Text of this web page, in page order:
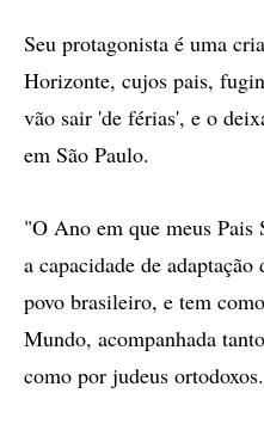
Seu protagonista é uma
Horizonte, cujos pais,
vão sair 'de férias', e o
em São Paulo.
"O Ano em que meus Pais
a capacidade de
povo brasileiro, e tem
Mundo, acompanhada
como por judeus ortodoxos.